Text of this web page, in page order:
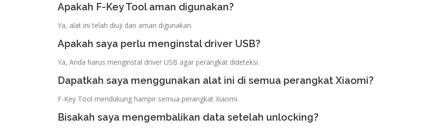
Apakah F-Key Tool aman digunakan?
Ya, alat ini telah diuji dan aman digunakan.
Apakah saya perlu menginstal driver USB?
Ya, Anda harus menginstal driver USB agar perangkat dideteksi.
Dapatkah saya menggunakan alat ini di semua perangkat Xiaomi?
F-Key Tool mendukung hampir semua perangkat Xiaomi.
Bisakah saya mengembalikan data setelah unlocking?